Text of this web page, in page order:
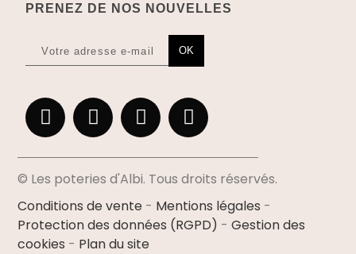
PRENEZ DE NOS NOUVELLES
OK
© Les poteries d'Albi. Tous droits réservés.
Conditions de vente - Mentions légales -
Protection des données (RGPD) -Gestion des
cookies - Plan du site